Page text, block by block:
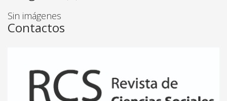
Jaime Daremblum Rosenstein, Samuel Stone
LOS INTELECTUALES LATINOAMERICANOS Y EL
Sin imágenes
Contactos